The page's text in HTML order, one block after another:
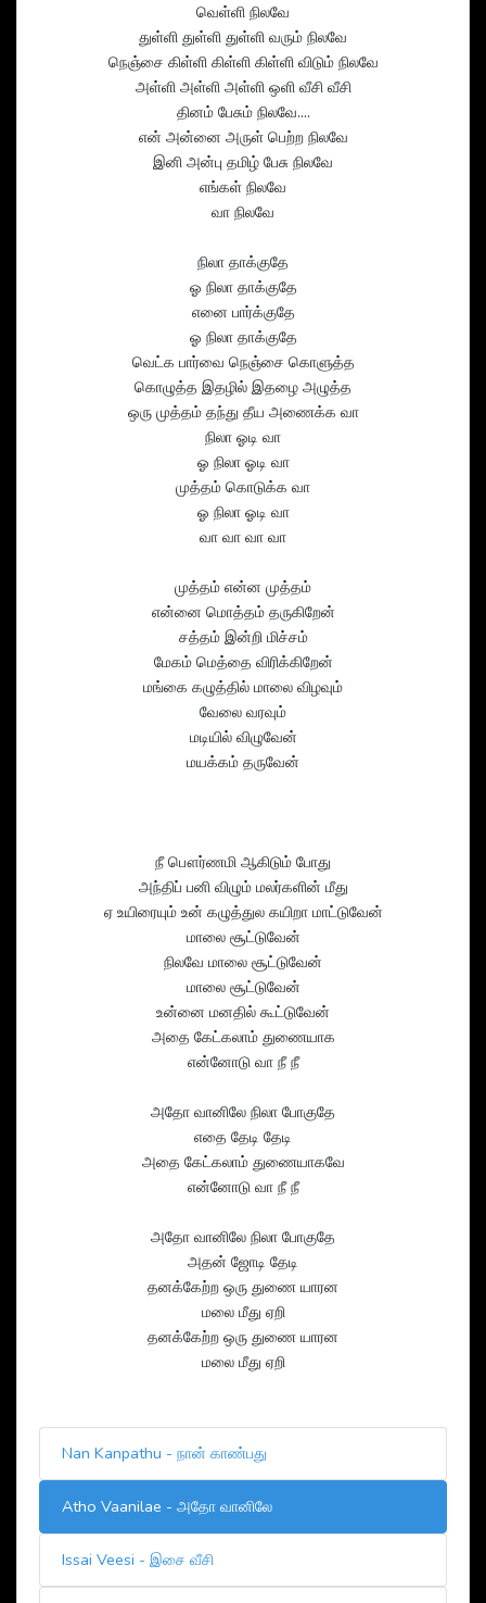
வெள்ளி நிலவே
துள்ளி துள்ளி துள்ளி வரும் நிலவே
நெஞ்சை கிள்ளி கிள்ளி கிள்ளி விடும் நிலவே
அள்ளி அள்ளி அள்ளி ஒளி வீசி வீசி
தினம் பேசும் நிலவே....
என் அன்னை அருள் பெற்ற நிலவே
இனி அன்பு தமிழ் பேசு நிலவே
எங்கள் நிலவே
வா நிலவே
நிலா தாக்குதே
ஓ நிலா தாக்குதே
எனை பார்க்குதே
ஓ நிலா தாக்குதே
வெட்க பார்வை நெஞ்சை கொளுத்த
கொழுத்த இதழில் இதழை அழுத்த
ஒரு முத்தம் தந்து தீய அணைக்க வா
நிலா ஓடி வா
ஓ நிலா ஓடி வா
முத்தம் கொடுக்க வா
ஓ நிலா ஓடி வா
வா வா வா வா
முத்தம் என்ன முத்தம்
என்னை மொத்தம் தருகிறேன்
சத்தம் இன்றி மிச்சம்
மேகம் மெத்தை விரிக்கிறேன்
மங்கை கழுத்தில் மாலை விழவும்
வேலை வரவும்
மடியில் விழுவேன்
மயக்கம் தருவேன்
நீ பௌர்ணமி ஆகிடும் போது
அந்திப் பனி விழும் மலர்களின் மீது
ஏ உயிரையும் உன் கழுத்துல கயிறா மாட்டுவேன்
மாலை சூட்டுவேன்
நிலவே மாலை சூட்டுவேன்
மாலை சூட்டுவேன்
உன்னை மனதில் கூட்டுவேன்
அதை கேட்கலாம் துணையாக
என்னோடு வா நீ நீ
அதோ வானிலே நிலா போகுதே
எதை தேடி தேடி
அதை கேட்கலாம் துணையாகவே
என்னோடு வா நீ நீ
அதோ வானிலே நிலா போகுதே
அதன் ஜோடி தேடி
தனக்கேற்ற ஒரு துணை யாரன
மலை மீது ஏறி
தனக்கேற்ற ஒரு துணை யாரன
மலை மீது ஏறி
Nan Kanpathu - நான் காண்பது
Atho Vaanilae - அதோ வானிலே
Issai Veesi - இசை வீசி